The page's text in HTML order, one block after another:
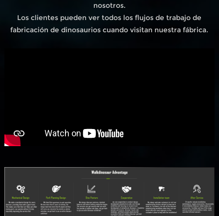
nosotros.
Los clientes pueden ver todos los flujos de trabajo de
fabricación de dinosaurios cuando visitan nuestra fábrica.